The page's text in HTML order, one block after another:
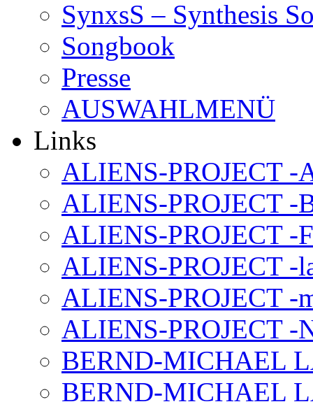
SynxsS – Synthesis
Songbook
Presse
AUSWAHLMENÜ
Links
ALIENS-PROJECT -
ALIENS-PROJECT -
ALIENS-PROJECT -
ALIENS-PROJECT -
ALIENS-PROJECT -
ALIENS-PROJECT -
BERND-MICHAEL
BERND-MICHAEL